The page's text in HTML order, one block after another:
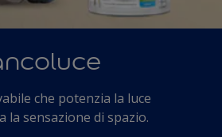
che potenzia la luce
la sensazione di spazio.